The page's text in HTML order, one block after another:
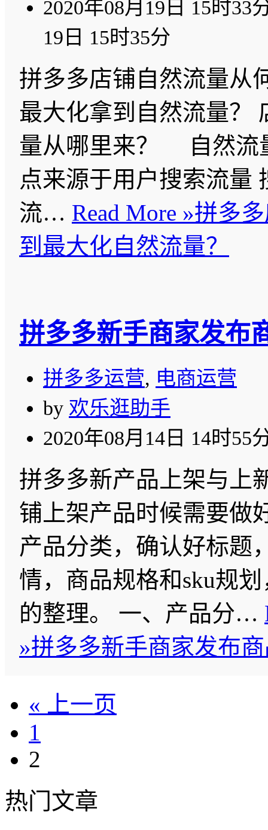
2020年08月19日 15时33
19日 15时35分
拼多多店铺自然流量从
最大化拿到自然流量？
量从哪里来？ 自然流
点来源于用户搜索流量
流… Read More »拼多
到最大化自然流量？
拼多多新手商家发布
拼多多运营, 电商运营
by 欢乐逛助手
2020年08月14日 14时55
拼多多新产品上架与上
铺上架产品时候需要做
产品分类，确认好标题
情，商品规格和sku规
的整理。 一、产品分…
»拼多多新手商家发布
« 上一页
1
2
热门文章